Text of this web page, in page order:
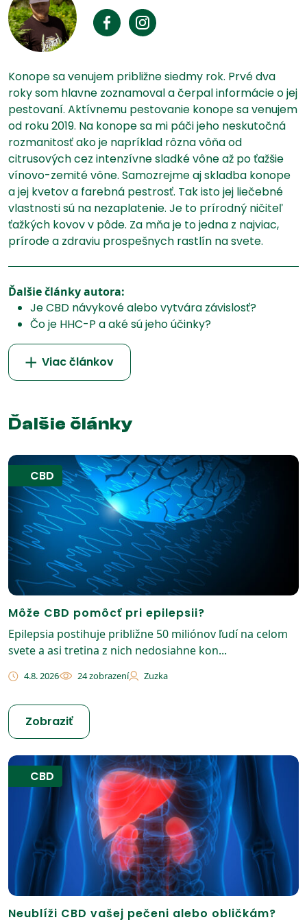
Konope sa venujem približne siedmy rok. Prvé dva
roky som hlavne zoznamoval a čerpal informácie o jej
pestovaní. Aktívnemu pestovanie konope sa venujem
od roku 2019. Na konope sa mi páči jeho neskutočná
rozmanitosť ako je napríklad rôzna vôňa od
citrusových cez intenzívne sladké vône až po ťažšie
vínovo-zemité vône. Samozrejme aj skladba konope
a jej kvetov a farebná pestrosť. Tak isto jej liečebné
vlastnosti sú na nezaplatenie. Je to prírodný ničiteľ
ťažkých kovov v pôde. Za mňa je to jedna z najviac,
prírode a zdraviu prospešnych rastlín na svete.
Ďalšie články autora:
Je CBD návykové alebo vytvára závislosť?
Čo je HHC-P a aké sú jeho účinky?
Viac článkov
Ďalšie články
CBD
Môže CBD pomôcť pri epilepsii?
Epilepsia postihuje približne 50 miliónov ľudí na celom
svete a asi tretina z nich nedosiahne kon...
4.8. 2026 24 zobrazení Zuzka
Zobraziť
CBD
Neublíži CBD vašej pečeni alebo obličkám?